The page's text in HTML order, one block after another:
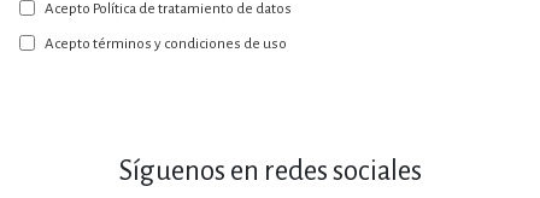
nuestro
boletín:
Acepto Política de tratamiento de datos
Acepto términos y condiciones de uso
Síguenos en redes sociales